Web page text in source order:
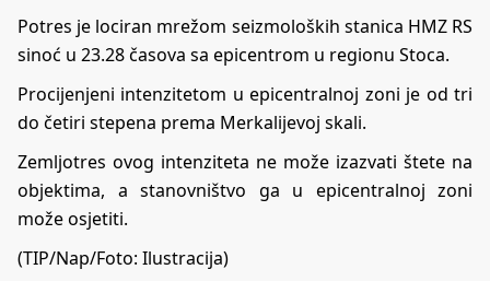
Potres je lociran mrežom seizmoloških stanica HMZ RS
sinoć u 23.28 časova sa epicentrom u regionu Stoca.
Procijenjeni intenzitetom u epicentralnoj zoni je od tri
do četiri stepena prema Merkalijevoj skali.
Zemljotres ovog intenziteta ne može izazvati štete na
objektima, a stanovništvo ga u epicentralnoj zoni
može osjetiti.
(TIP/Nap/Foto: Ilustracija)